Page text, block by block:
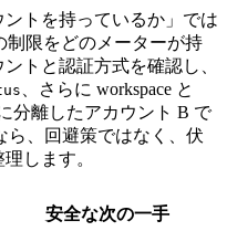
トを持っているか」では
制限をどのメーターが持
トと認証方式を確認し、
、さらに workspace と
分離したアカウント B で
ら、回避策ではなく、伏
します。
安全な次の一手